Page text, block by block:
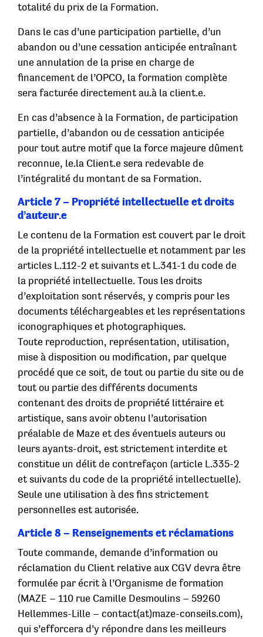
totalité du prix de la Formation.
Dans le cas d’une participation partielle, d’un
abandon ou d’une cessation anticipée entraînant
une annulation de la prise en charge de
financement de l’OPCO, la formation complète
sera facturée directement au.à la client.e.
En cas d’absence à la Formation, de participation
partielle, d’abandon ou de cessation anticipée
pour tout autre motif que la force majeure dûment
reconnue, le.la Client.e sera redevable de
l’intégralité du montant de sa Formation.
Article 7 – Propriété intellectuelle et droits
d’auteur.e
Le contenu de la Formation est couvert par le droit
de la propriété intellectuelle et notamment par les
articles L.112-2 et suivants et L.341-1 du code de
la propriété intellectuelle. Tous les droits
d’exploitation sont réservés, y compris pour les
documents téléchargeables et les représentations
iconographiques et photographiques.
Toute reproduction, représentation, utilisation,
mise à disposition ou modification, par quelque
procédé que ce soit, de tout ou partie du site ou de
tout ou partie des différents documents
contenant des droits de propriété littéraire et
artistique, sans avoir obtenu l’autorisation
préalable de Maze et des éventuels auteurs ou
leurs ayants-droit, est strictement interdite et
constitue un délit de contrefaçon (article L.335-2
et suivants du code de la propriété intellectuelle).
Seule une utilisation à des fins strictement
personnelles est autorisée.
Article 8 – Renseignements et réclamations
Toute commande, demande d’information ou
réclamation du Client relative aux CGV devra être
formulée par écrit à l’Organisme de formation
(MAZE – 110 rue Camille Desmoulins – 59260
Hellemmes-Lille – contact(at)maze-conseils.com),
qui s’efforcera d’y répondre dans les meilleurs